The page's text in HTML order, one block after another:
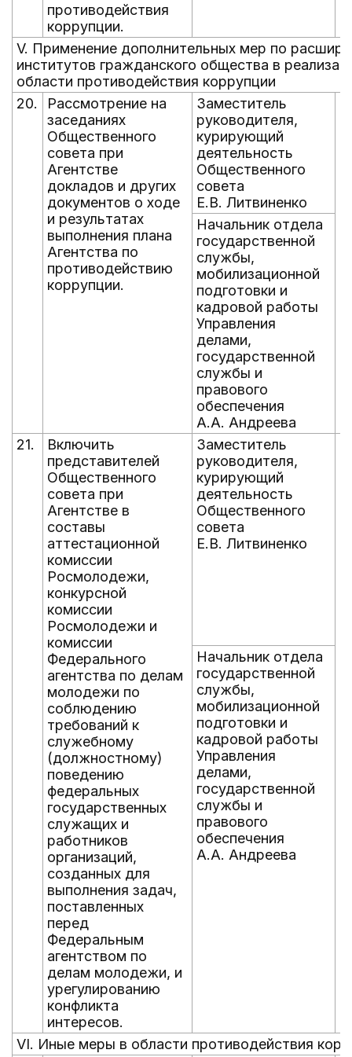
противодействия
коррупции.
V. Применение дополнительных мер по
институтов гражданского общества в
области противодействия коррупции
20.
Рассмотрение на
заседаниях
Общественного
совета при
Агентстве
докладов и других
документов о ходе
и результатах
выполнения плана
Агентства по
противодействию
коррупции.
Заместитель
руководителя,
курирующий
деятельность
Общественного
совета
Е.В. Литвиненко
Начальник отдела
государственной
службы,
мобилизационной
подготовки и
кадровой работы
Управления
делами,
государственной
службы и
правового
обеспечения
А.А. Андреева
21.
Включить
представителей
Общественного
совета при
Агентстве в
составы
аттестационной
комиссии
Росмолодежи,
конкурсной
комиссии
Росмолодежи и
комиссии
Федерального
агентства по делам
молодежи по
соблюдению
требований к
служебному
(должностному)
поведению
федеральных
государственных
служащих и
работников
организаций,
созданных для
выполнения задач,
поставленных
перед
Федеральным
агентством по
делам молодежи, и
урегулированию
конфликта
интересов.
Заместитель
руководителя,
курирующий
деятельность
Общественного
совета
Е.В. Литвиненко
Начальник отдела
государственной
службы,
мобилизационной
подготовки и
кадровой работы
Управления
делами,
государственной
службы и
правового
обеспечения
А.А. Андреева
VI. Иные меры в области противодействия